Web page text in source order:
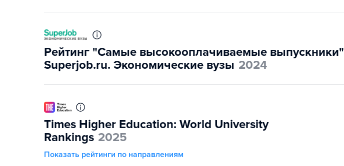
Рейтинг "Самые высокооплачиваемые выпускники"
Superjob.ru. Экономические вузы 2024
Times Higher Education: World University
Rankings 2025
Показать рейтинги по направлениям